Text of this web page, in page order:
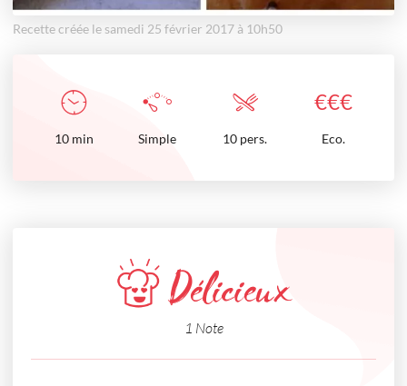
Recette créée le samedi 25 février 2017 à 10h50
€€€
10 min Simple 10 pers. Eco.
Délicieux
1 Note